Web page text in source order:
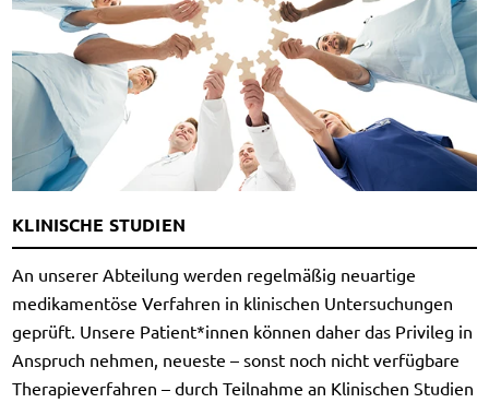
KLINISCHE STUDIEN
An unserer Abteilung werden regelmäßig neuartige
medikamentöse Verfahren in klinischen Untersuchungen
geprüft. Unsere Patient*innen können daher das Privileg in
Anspruch nehmen, neueste – sonst noch nicht verfügbare
Therapieverfahren – durch Teilnahme an Klinischen Studien